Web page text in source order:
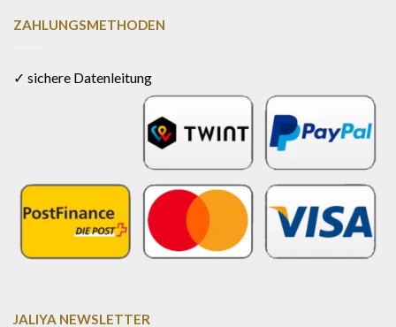
ZAHLUNGSMETHODEN
✓ sichere Datenleitung
JALIYA NEWSLETTER